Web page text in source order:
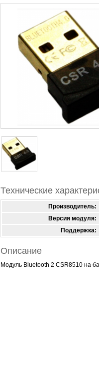
Технические
Производитель:
Версия модуля:
Поддержка:
Описание
Модуль Bluetooth 2 CSR8510 на